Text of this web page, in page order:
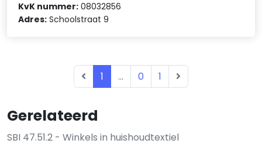
Gerelateerd
SBI 47.51.2 - Winkels in huishoudtextiel
KvK nummer: 08032856
Adres: Schoolstraat 9
1 ... 0 1